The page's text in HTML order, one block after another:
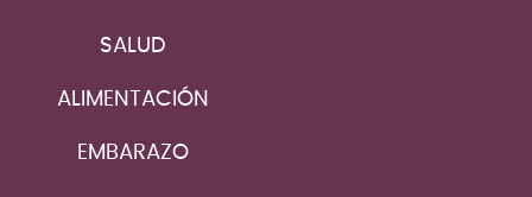
SALUD
ALIMENTACIÓN
EMBARAZO